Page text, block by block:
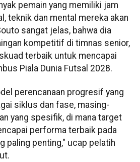
pemain yang memiliki jam
teknik dan mental mereka akan
sangat jelas, bahwa dia
kompetitif di timnas senior,
terbaik untuk mencapai
Piala Dunia Futsal 2028.
perencanaan progresif yang
siklus dan fase, masing-
yang spesifik, di mana target
performa terbaik pada
paling penting," ucap pelatih